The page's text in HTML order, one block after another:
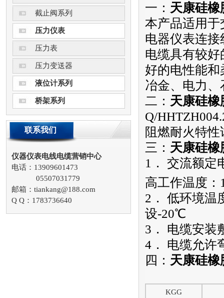
截止阀系列
压力仪表
压力表
压力变送器
液位计系列
桥架系列
联系我们
仪器仪表电线电缆营销中心
电话：13909601473
05507031779
邮箱：tiankang@188.com
Q Q：1783736640
一： 天康硅
本产品适用于
电器仪表连
电缆具有较
好的电性能
冶金、电力
二： 天康硅
Q/
阻燃耐火特性
三： 天康硅
1． 交流额定
高工作温度
2． 低环境温
设-20℃
3． 电缆安装
4． 电缆允许
四： 天康硅
KGG